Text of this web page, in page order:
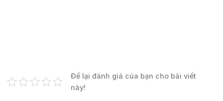
Để lại đánh giá của bạn cho bài viết
này!